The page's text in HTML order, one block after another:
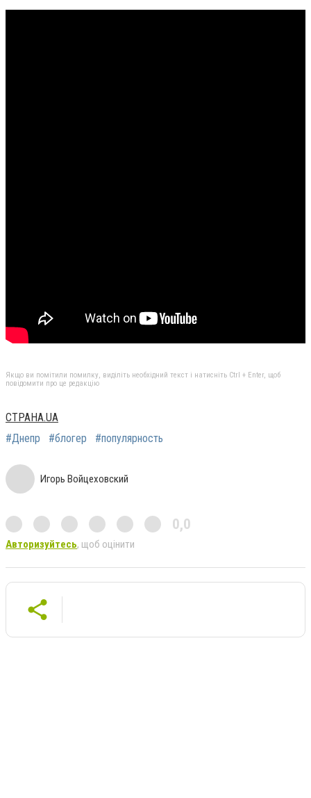
Якщо ви помітили помилку, виділіть необхідний текст і натисніть Ctrl + Enter, щоб
повідомити про це редакцію
СТРАНА.UA
#Днепр
#блогер #популярность
Игорь Войцеховский
0,0
Авторизуйтесь, щоб оцінити